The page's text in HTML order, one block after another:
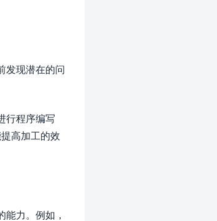
发现潜在的问
行程序编写
高加工的效
力。例如，